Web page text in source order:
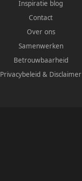
Inspiratie blog
Contact
Over ons
Samenwerken
Betrouwbaarheid
Privacybeleid & Disclaimer